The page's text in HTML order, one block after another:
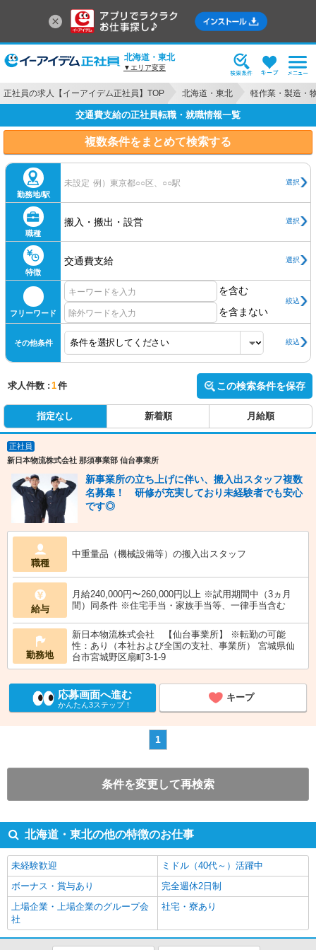
北海道・東北
▼エリア変更
正社員の求人【イーアイデム正社員】TOP 北海道・東北 軽作業・製造・
交通費支給の正社員転職・就職情報一覧
複数条件をまとめて検索する
勤務地/駅
未設定 例）東京都○○区、○○駅 選択
職種
搬入・搬出・設営 選択
特徴
交通費支給 選択
フリーワード
を含む
を含まない
絞込
その他条件 絞込
求人件数 : 1件 この検索条件を保存
指定なし 新着順 月給順
正社員
新日本物流株式会社 那須事業部 仙台事業所
新事業所の立ち上げに伴い、搬入出スタッフ複数
名募集！ 研修が充実しており未経験者でも安心
です◎
職種
中重量品（機械設備等）の搬入出スタッフ
給与
月給240,000円〜260,000円以上 ※試用期間中（3ヵ月
間）同条件 ※住宅手当・家族手当等、一律手当含む
勤務地
新日本物流株式会社 【仙台事業所】 ※転勤の可能
性：あり（本社および全国の支社、事業所） 宮城県仙
台市宮城野区扇町3-1-9
応募画面へ進む
かんたん3ステップ！
キープ
1
条件を変更して再検索
北海道・東北の他の特徴のお仕事
未経験歓迎
ミドル（40代～）活躍中
ボーナス・賞与あり
完全週休2日制
上場企業・上場企業のグループ会
社
社宅・寮あり